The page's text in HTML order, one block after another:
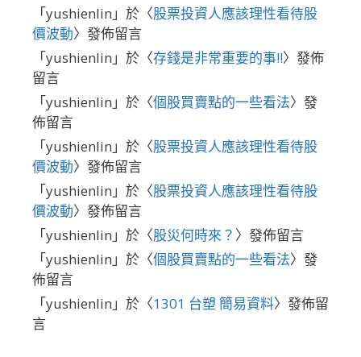
「yushienlin 」於〈股票投資人應該理性看待股
價波動〉發佈留言
「yushienlin 」於〈存錢是非常重要的事!!〉發佈
留言
「yushienlin 」於〈個股買賣點的一些看法〉發
佈留言
「yushienlin 」於〈股票投資人應該理性看待股
價波動〉發佈留言
「yushienlin 」於〈股票投資人應該理性看待股
價波動〉發佈留言
「yushienlin 」於〈股災何時來？ 〉發佈留言
「yushienlin 」於〈個股買賣點的一些看法〉發
佈留言
「yushienlin 」於〈1301 台塑 簡易資料〉發佈留
言